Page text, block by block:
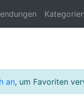
Kategorien
an, um Favoriten